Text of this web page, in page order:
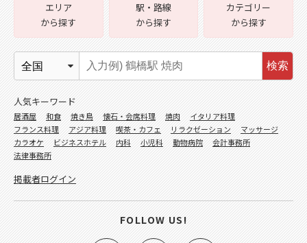
エリア
から探す
駅・路線
から探す
カテゴリー
から探す
検索
人気キーワード
居酒屋 和食 焼き鳥 懐石・会席料理 焼肉
イタリア料理
フランス料理
アジア料理 喫茶・カフェ リラクゼーション
マッサージ
カラオケ
ビジネスホテル 内科 小児科 動物病院
会計事務所
法律事務所
掲載者ログイン
FOLLOW US!